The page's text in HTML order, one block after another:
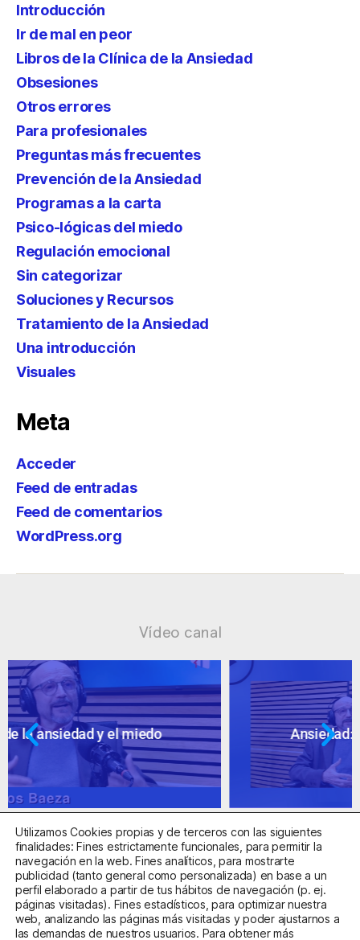
Introducción
Ir de mal en peor
Libros de la Clínica de la Ansiedad
Obsesiones
Otros errores
Para profesionales
Preguntas más frecuentes
Prevención de la Ansiedad
Programas a la carta
Psico-lógicas del miedo
Regulación emocional
Sin categorizar
Soluciones y Recursos
Tratamiento de la Ansiedad
Una introducción
Visuales
Meta
Acceder
Feed de entradas
Feed de comentarios
WordPress.org
Vídeo canal
Ansiedad: supuestos cuestionables
Centro Sanitario Autorizado con el código E08737002
Utilizamos Cookies propias y de terceros con las siguientes
finalidades: Fines estrictamente funcionales, para permitir la
navegación en la web. Fines analíticos, para mostrarte
publicidad (tanto general como personalizada) en base a un
perfil elaborado a partir de tus hábitos de navegación (p. ej.
páginas visitadas). Fines estadísticos, para optimizar nuestra
web, analizando las páginas más visitadas y poder ajustarnos a
las demandas de nuestros usuarios. Para obtener más